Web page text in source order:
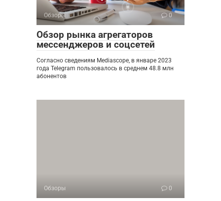
Обзоры 0
Обзор рынка агрегаторов
мессенджеров и соцсетей
Согласно сведениям Mediascope, в январе 2023
года Telegram пользовалось в среднем 48.8 млн
абонентов
Обзоры 0